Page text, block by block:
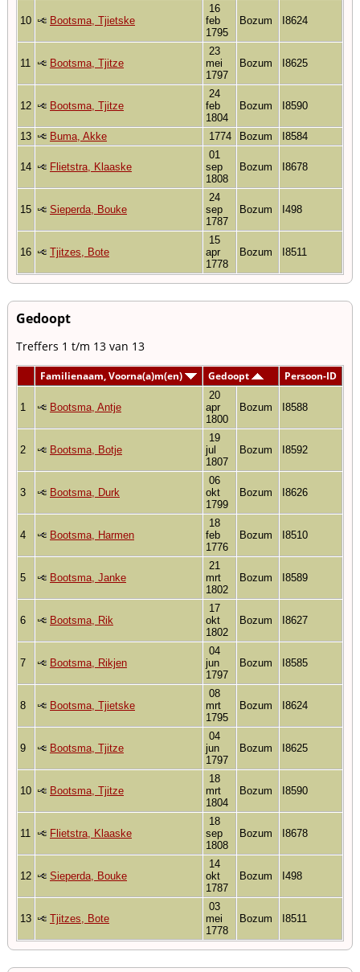
10 Bootsma, Tjietske
16
feb
1795
Bozum I8624
11 Bootsma, Tjitze
23
mei
1797
Bozum I8625
12 Bootsma, Tjitze
24
feb
1804
Bozum I8590
13 Buma, Akke 1774 Bozum I8584
14 Flietstra, Klaaske
01
sep
1808
Bozum I8678
15 Sieperda, Bouke
24
sep
1787
Bozum I498
16 Tjitzes, Bote
15
apr
1778
Bozum I8511
Gedoopt
Treffers 1 t/m 13 van 13
Familienaam, Voorna(a)m(en) Gedoopt Persoon-ID
1 Bootsma, Antje
20
apr
1800
Bozum I8588
2 Bootsma, Botje
19
jul
1807
Bozum I8592
3 Bootsma, Durk
06
okt
1799
Bozum I8626
4 Bootsma, Harmen
18
feb
1776
Bozum I8510
5 Bootsma, Janke
21
mrt
1802
Bozum I8589
6 Bootsma, Rik
17
okt
1802
Bozum I8627
7 Bootsma, Rikjen
04
jun
1797
Bozum I8585
8 Bootsma, Tjietske
08
mrt
1795
Bozum I8624
9 Bootsma, Tjitze
04
jun
1797
Bozum I8625
10 Bootsma, Tjitze
18
mrt
1804
Bozum I8590
11 Flietstra, Klaaske
18
sep
1808
Bozum I8678
12 Sieperda, Bouke
14
okt
1787
Bozum I498
13 Tjitzes, Bote
03
mei
1778
Bozum I8511